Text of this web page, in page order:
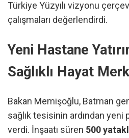
Türkiye Yüzyılı vizyonu
çalışmaları değerlendirdi.
Yeni Hastane
Sağlıklı Hayat
Bakan Memişoğlu, Batman
sağlık tesisinin ardından
verdi. İnşaatı süren 500